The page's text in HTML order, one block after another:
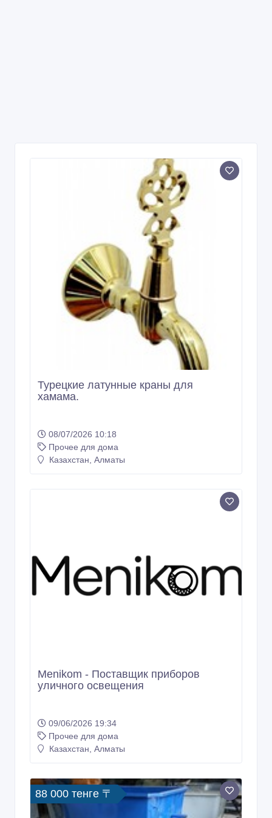
Турецкие латунные краны для
хамама.
08/07/2026 10:18
Прочее для дома
Казахстан, Алматы
Menikom - Поставщик приборов
уличного освещения
09/06/2026 19:34
Прочее для дома
Казахстан, Алматы
88 000 тенге 〒